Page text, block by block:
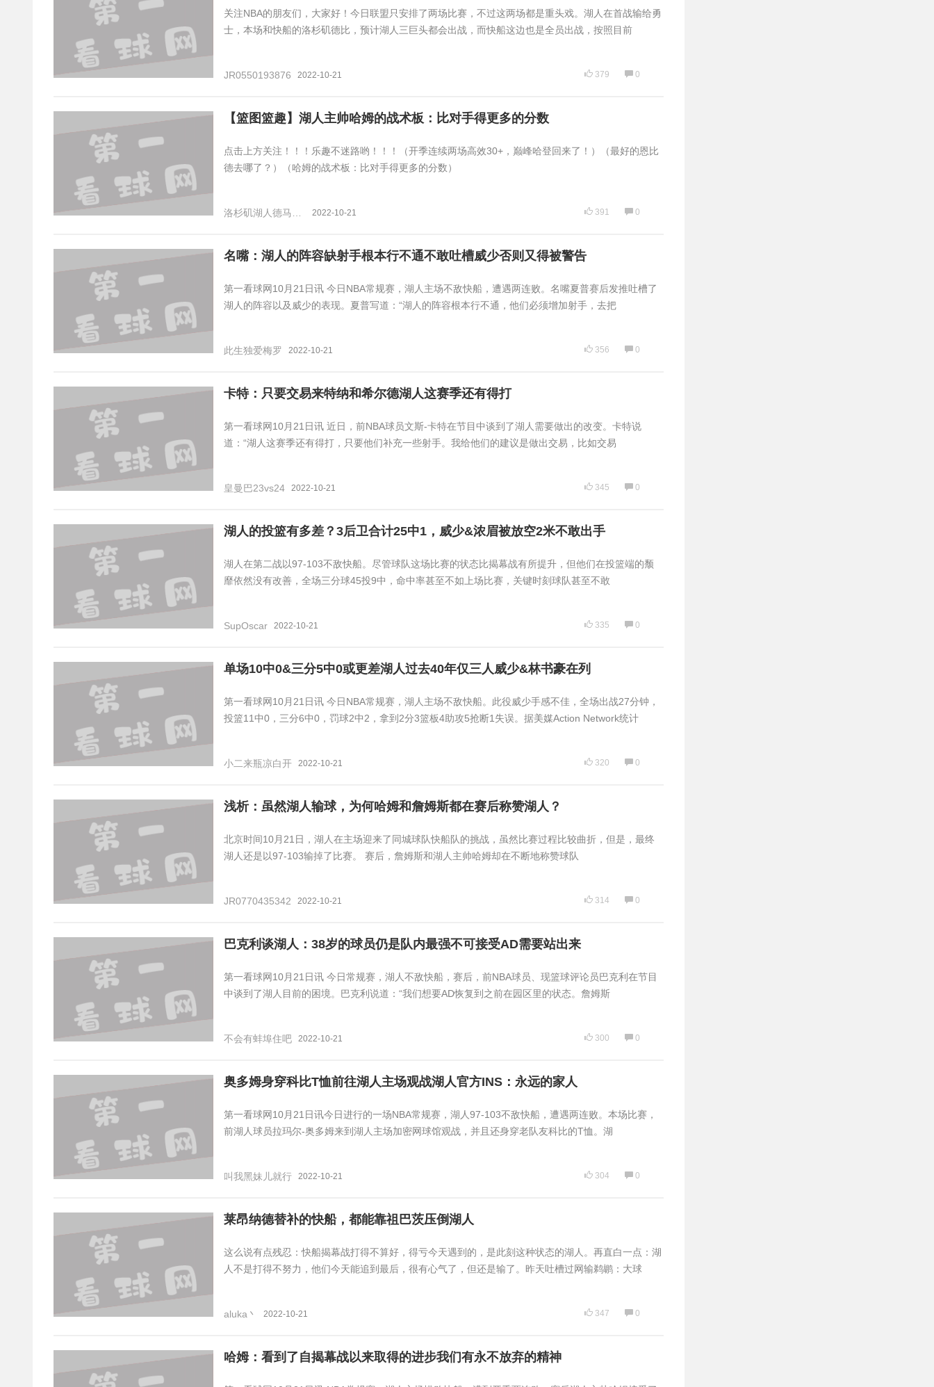
关注NBA的朋友们，大家好！今日联盟只安排了两场比赛，不过这两场都是重头戏。湖人在首战输给勇
士，本场和快船的洛杉矶德比，预计湖人三巨头都会出战，而快船这边也是全员出战，按照目前
JR0550193876 2022-10-21 379 0
【篮图篮趣】湖人主帅哈姆的战术板：比对手得更多的分数
点击上方关注！！！乐趣不迷路哟！！！（开季连续两场高效30+，巅峰哈登回来了！）（最好的恩比
德去哪了？）（哈姆的战术板：比对手得更多的分数）
2022-10-21 391 0
名嘴：湖人的阵容缺射手根本行不通不敢吐槽威少否则又得被警告
第一看球网10月21日讯 今日NBA常规赛，湖人主场不敌快船，遭遇两连败。名嘴夏普赛后发推吐槽了
湖人的阵容以及威少的表现。夏普写道：“湖人的阵容根本行不通，他们必须增加射手，去把
此生独爱梅罗 2022-10-21 356 0
卡特：只要交易来特纳和希尔德湖人这赛季还有得打
第一看球网10月21日讯 近日，前NBA球员文斯-卡特在节目中谈到了湖人需要做出的改变。卡特说
道：“湖人这赛季还有得打，只要他们补充一些射手。我给他们的建议是做出交易，比如交易
皇曼巴23vs24 2022-10-21 345 0
湖人的投篮有多差？3后卫合计25中1，威少&浓眉被放空2米不敢出手
湖人在第二战以97-103不敌快船。尽管球队这场比赛的状态比揭幕战有所提升，但他们在投篮端的颓
靡依然没有改善，全场三分球45投9中，命中率甚至不如上场比赛，关键时刻球队甚至不敢
SupOscar 2022-10-21 335 0
单场10中0&三分5中0或更差湖人过去40年仅三人威少&林书豪在列
第一看球网10月21日讯 今日NBA常规赛，湖人主场不敌快船。此役威少手感不佳，全场出战27分钟，
投篮11中0，三分6中0，罚球2中2，拿到2分3篮板4助攻5抢断1失误。据美媒Action Network统计
小二来瓶凉白开 2022-10-21 320 0
浅析：虽然湖人输球，为何哈姆和詹姆斯都在赛后称赞湖人？
北京时间10月21日，湖人在主场迎来了同城球队快船队的挑战，虽然比赛过程比较曲折，但是，最终
湖人还是以97-103输掉了比赛。 赛后，詹姆斯和湖人主帅哈姆却在不断地称赞球队
JR0770435342 2022-10-21 314 0
巴克利谈湖人：38岁的球员仍是队内最强不可接受AD需要站出来
第一看球网10月21日讯 今日常规赛，湖人不敌快船，赛后，前NBA球员、现篮球评论员巴克利在节目
中谈到了湖人目前的困境。巴克利说道：“我们想要AD恢复到之前在园区里的状态。詹姆斯
不会有蚌埠住吧 2022-10-21 300 0
奥多姆身穿科比T恤前往湖人主场观战湖人官方INS：永远的家人
第一看球网10月21日讯今日进行的一场NBA常规赛，湖人97-103不敌快船，遭遇两连败。本场比赛，
前湖人球员拉玛尔-奥多姆来到湖人主场加密网球馆观战，并且还身穿老队友科比的T恤。湖
叫我黑妹儿就行 2022-10-21 304 0
莱昂纳德替补的快船，都能靠祖巴茨压倒湖人
这么说有点残忍：快船揭幕战打得不算好，得亏今天遇到的，是此刻这种状态的湖人。再直白一点：湖
人不是打得不努力，他们今天能追到最后，很有心气了，但还是输了。昨天吐槽过网输鹈鹕：大球
aluka丶 2022-10-21 347 0
哈姆：看到了自揭幕战以来取得的进步我们有永不放弃的精神